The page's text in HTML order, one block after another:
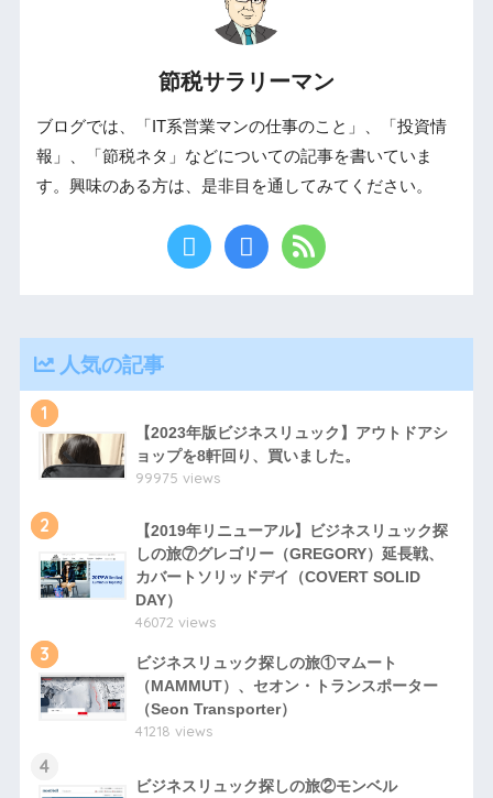
節税サラリーマン
ブログでは、「IT系営業マンの仕事のこと」、「投資情
報」、「節税ネタ」などについての記事を書いていま
す。興味のある方は、是非目を通してみてください。
人気の記事
1
【2023年版ビジネスリュック】アウトドアシ
ョップを8軒回り、買いました。
99975 views
2
【2019年リニューアル】ビジネスリュック探
しの旅⑦グレゴリー（GREGORY）延長戦、
カバートソリッドデイ（COVERT SOLID
DAY）
46072 views
3
ビジネスリュック探しの旅①マムート
（MAMMUT）、セオン・トランスポーター
（Seon Transporter）
41218 views
4
ビジネスリュック探しの旅②モンベル